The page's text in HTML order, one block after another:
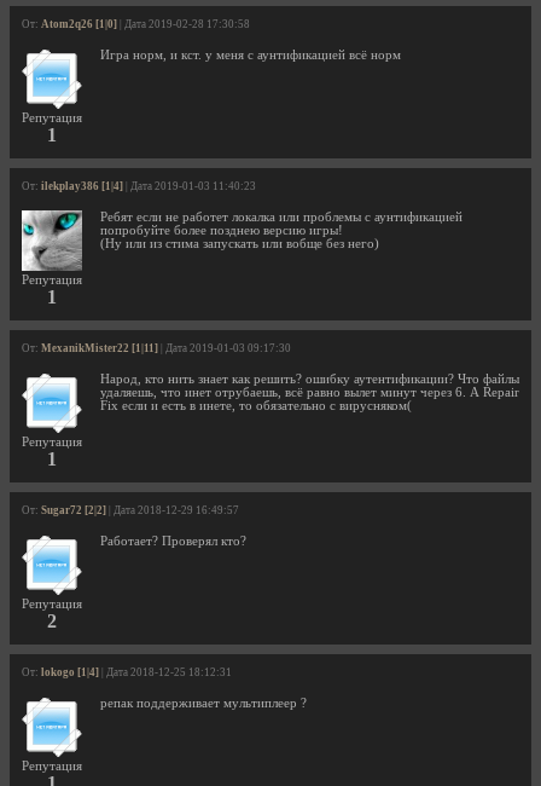
От: Atom2q26 [1|0] | Дата 2019-02-28 17:30:58
Репутация
1
Игра норм, и кст. у меня с аунтификацией всё норм
От: ilekplay386 [1|4] | Дата 2019-01-03 11:40:23
Репутация
1
Ребят если не работет локалка или проблемы с аунтификацией
попробуйте более позднею версию игры!
(Ну или из стима запускать или вобще без него)
От: MexanikMister22 [1|11] | Дата 2019-01-03 09:17:30
Репутация
1
Народ, кто нить знает как решить? ошибку аутентификации? Что файлы
удаляешь, что инет отрубаешь, всё равно вылет минут через 6. А Repair
Fix если и есть в инете, то обязательно с вирусняком(
От: Sugar72 [2|2] | Дата 2018-12-29 16:49:57
Репутация
2
Работает? Проверял кто?
От: lokogo [1|4] | Дата 2018-12-25 18:12:31
Репутация
репак поддерживает мультиплеер ?